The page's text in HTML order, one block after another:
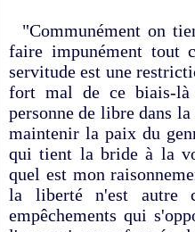
"Communément on
faire impunément tout
servitude est une
fort mal de ce biais-
personne de libre dans
maintenir la paix du
qui tient la bride à la
quel est mon
la liberté n'est autre
empêchements qui